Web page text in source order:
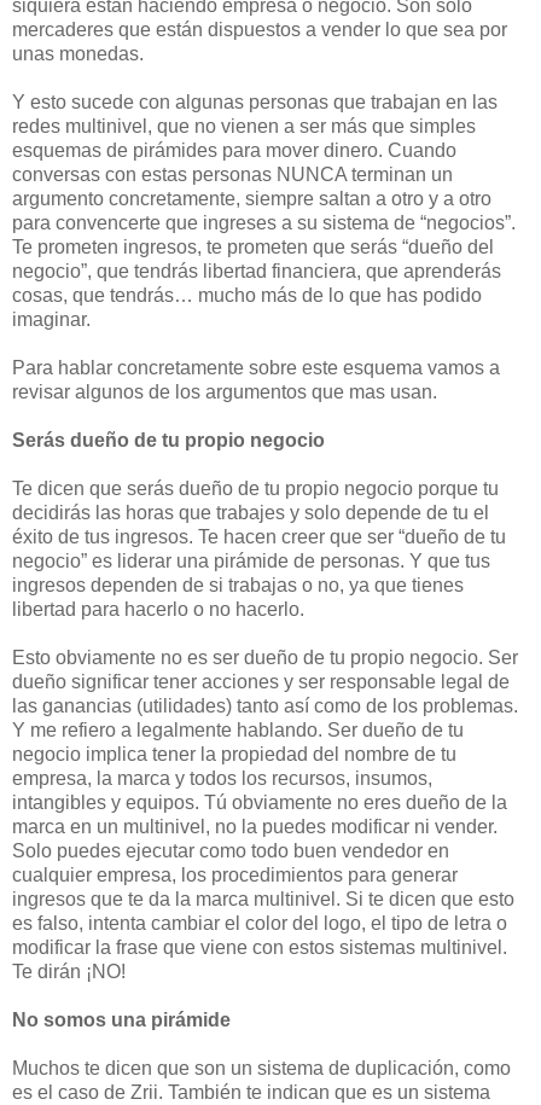
siquiera están haciendo empresa o negocio. Son solo
mercaderes que están dispuestos a vender lo que sea por
unas monedas.
Y esto sucede con algunas personas que trabajan en las
redes multinivel, que no vienen a ser más que simples
esquemas de pirámides para mover dinero. Cuando
conversas con estas personas NUNCA terminan un
argumento concretamente, siempre saltan a otro y a otro
para convencerte que ingreses a su sistema de “negocios”.
Te prometen ingresos, te prometen que serás “dueño del
negocio”, que tendrás libertad financiera, que aprenderás
cosas, que tendrás… mucho más de lo que has podido
imaginar.
Para hablar concretamente sobre este esquema vamos a
revisar algunos de los argumentos que mas usan.
Serás dueño de tu propio negocio
Te dicen que serás dueño de tu propio negocio porque tu
decidirás las horas que trabajes y solo depende de tu el
éxito de tus ingresos. Te hacen creer que ser “dueño de tu
negocio” es liderar una pirámide de personas. Y que tus
ingresos dependen de si trabajas o no, ya que tienes
libertad para hacerlo o no hacerlo.
Esto obviamente no es ser dueño de tu propio negocio. Ser
dueño significar tener acciones y ser responsable legal de
las ganancias (utilidades) tanto así como de los problemas.
Y me refiero a legalmente hablando. Ser dueño de tu
negocio implica tener la propiedad del nombre de tu
empresa, la marca y todos los recursos, insumos,
intangibles y equipos. Tú obviamente no eres dueño de la
marca en un multinivel, no la puedes modificar ni vender.
Solo puedes ejecutar como todo buen vendedor en
cualquier empresa, los procedimientos para generar
ingresos que te da la marca multinivel. Si te dicen que esto
es falso, intenta cambiar el color del logo, el tipo de letra o
modificar la frase que viene con estos sistemas multinivel.
Te dirán ¡NO!
No somos una pirámide
Muchos te dicen que son un sistema de duplicación, como
es el caso de Zrii. También te indican que es un sistema